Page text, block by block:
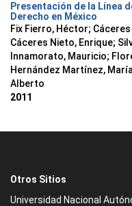
Presentación de la Línea
Derecho en México
Fix Fierro, Héctor;
Cáceres Nieto, Enrique;
Innamorato, Mauricio;
Hernández Martínez,
Alberto
2011
Otros Sitios
Universidad Nacional